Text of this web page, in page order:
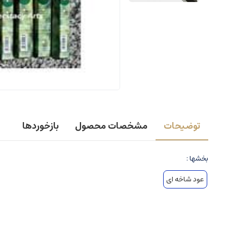
توضیحات مشخصات محصول بازخوردها
بخشها :
عود شاخه ای